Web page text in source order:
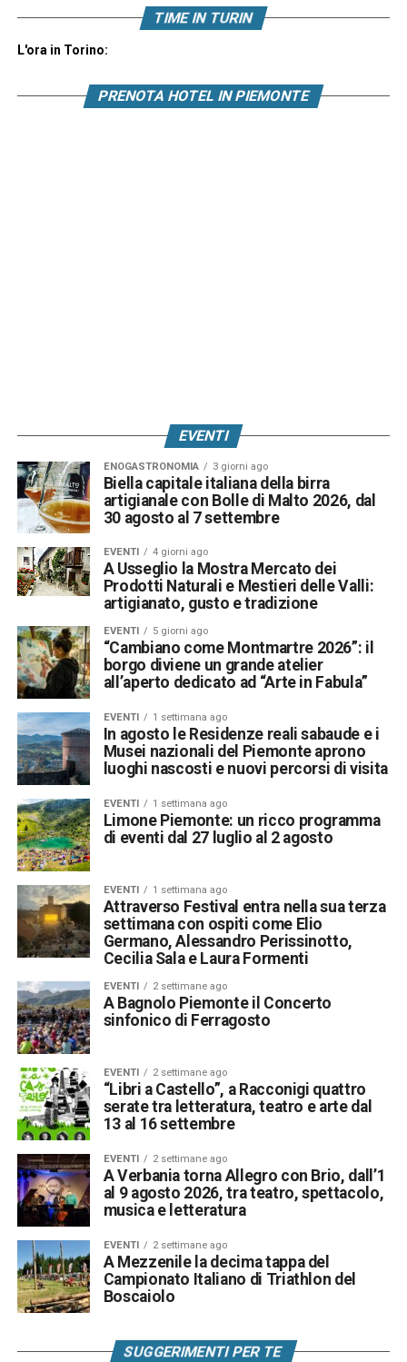
TIME IN TURIN
L'ora in Torino:
PRENOTA HOTEL IN PIEMONTE
EVENTI
ENOGASTRONOMIA 3 giorni ago
Biella capitale italiana della birra
artigianale con Bolle di Malto 2026, dal
30 agosto al 7 settembre
EVENTI 4 giorni ago
A Usseglio la Mostra Mercato dei
Prodotti Naturali e Mestieri delle Valli:
artigianato, gusto e tradizione
EVENTI 5 giorni ago
“Cambiano come Montmartre 2026”: il
borgo diviene un grande atelier
all’aperto dedicato ad “Arte in Fabula”
EVENTI 1 settimana ago
In agosto le Residenze reali sabaude e i
Musei nazionali del Piemonte aprono
luoghi nascosti e nuovi percorsi di visita
EVENTI 1 settimana ago
Limone Piemonte: un ricco programma
di eventi dal 27 luglio al 2 agosto
EVENTI 1 settimana ago
Attraverso Festival entra nella sua terza
settimana con ospiti come Elio
Germano, Alessandro Perissinotto,
Cecilia Sala e Laura Formenti
EVENTI 2 settimane ago
A Bagnolo Piemonte il Concerto
sinfonico di Ferragosto
EVENTI 2 settimane ago
“Libri a Castello”, a Racconigi quattro
serate tra letteratura, teatro e arte dal
13 al 16 settembre
EVENTI 2 settimane ago
A Verbania torna Allegro con Brio, dall’1
al 9 agosto 2026, tra teatro, spettacolo,
musica e letteratura
EVENTI 2 settimane ago
A Mezzenile la decima tappa del
Campionato Italiano di Triathlon del
Boscaiolo
SUGGERIMENTI PER TE